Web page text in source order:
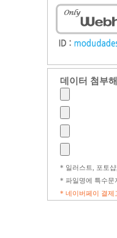
데이터 첨부
* 일러스트, 포토
* 파일명에 특수문
* 네이버페이 결제